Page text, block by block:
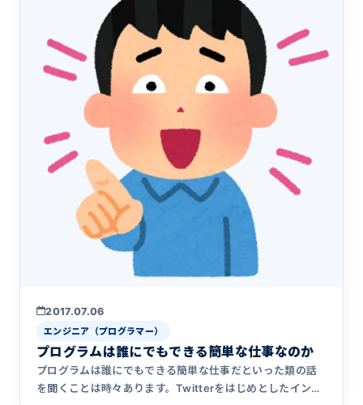
2017.07.06
エンジニア（プログラマー）
プログラムは誰にでもできる簡単な仕事なのか
プログラムは誰にでもできる簡単な仕事だといった類の話
を聞くことは時々あります。Twitterをはじめとしたインタ